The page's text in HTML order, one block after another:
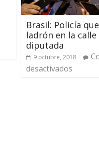
Brasil: Policía
ladrón en la
diputada
9 octubre, 2018
desactivados